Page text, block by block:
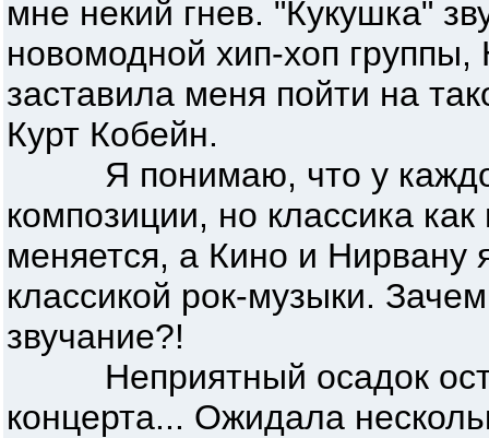
мне некий гнев. "Кукушка"
новомодной хип-хоп
заставила меня пойти на
Курт Кобейн.
Я понимаю, что у
композиции, но классика
меняется, а Кино и Нирвану
классикой рок-музыки.
звучание?!
Неприятный осадок
концерта... Ожидала